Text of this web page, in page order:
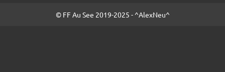
© FF Au See 2019-2025 - ^AlexNeu^